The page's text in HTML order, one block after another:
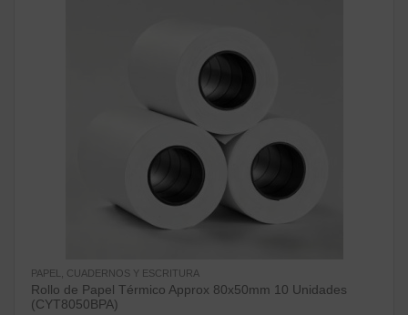
PAPEL, CUADERNOS Y ESCRITURA
Rollo de Papel Térmico Approx 80x50mm 10 Unidades
(CYT8050BPA)